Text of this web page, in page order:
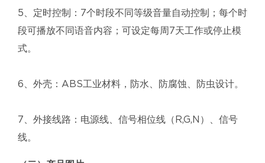
5、定时控制：7个时段不同等级音量自动控制；每个时
段可播放不同语音内容；可设定每周7天工作或停止模
式。
6、外壳：ABS工业材料，防水、防腐蚀、防虫设计。
7、外接线路：电源线、信号相位线（R,G,N）、信号
线。